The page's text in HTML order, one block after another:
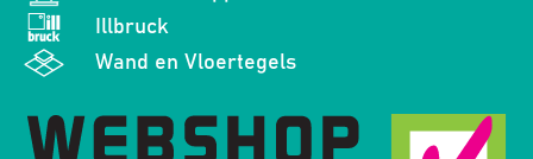
Illbruck
Wand en Vloertegels